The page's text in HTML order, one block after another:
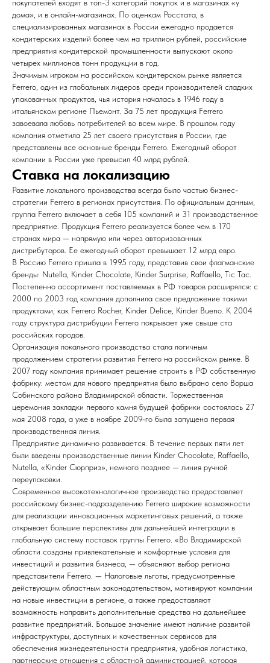
покупателей входят в топ-3 категорий покупок и в магазинах «у
дома», и в онлайн-магазинах. По оценкам Росстата, в
специализированных магазинах в России ежегодно продается
кондитерских изделий более чем на триллион рублей, российские
предприятия кондитерской промышленности выпускают около
четырех миллионов тонн продукции в год.
Значимым игроком на российском кондитерском рынке является
Ferrero, один из глобальных лидеров среди производителей сладких
упакованных продуктов, чья история началась в 1946 году в
итальянском регионе Пьемонт. За 75 лет продукция Ferrero
завоевала любовь потребителей во всем мире. В прошлом году
компания отметила 25 лет своего присутствия в России, где
представлены все основные бренды Ferrero. Ежегодный оборот
компании в России уже превысил 40 млрд рублей.
Ставка на локализацию
Развитие локального производства всегда было частью бизнес-
стратегии Ferrero в регионах присутствия. По официальным данным,
группа Ferrero включает в себя 105 компаний и 31 производственное
предприятие. Продукция Ferrero реализуется более чем в 170
странах мира — напрямую или через авторизованных
дистрибуторов. Ее ежегодный оборот превышает 12 млрд евро.
В Россию Ferrero пришла в 1995 году, представив свои флагманские
бренды: Nutella, Kinder Chocolate, Kinder Surprise, Raffaello, Tic Tac.
Постепенно ассортимент поставляемых в РФ товаров расширялся: с
2000 по 2003 год компания дополнила свое предложение такими
продуктами, как Ferrero Rocher, Kinder Delice, Kinder Bueno. К 2004
году структура дистрибуции Ferrero покрывает уже свыше ста
российских городов.
Организация локального производства стала логичным
продолжением стратегии развития Ferrero на российском рынке. В
2007 году компания принимает решение строить в РФ собственную
фабрику: местом для нового предприятия было выбрано село Ворша
Собинского района Владимирской области. Торжественная
церемония закладки первого камня будущей фабрики состоялась 27
мая 2008 года, а уже в ноябре 2009-го была запущена первая
производственная линия.
Предприятие динамично развивается. В течение первых пяти лет
были введены производственные линии Kinder Chocolate, Raffaello,
Nutella, «Kinder Сюрприз», немного позднее — линия ручной
переупаковки.
Современное высокотехнологичное производство предоставляет
российскому бизнес-подразделению Ferrero широкие возможности
для реализации инновационных маркетинговых решений, а также
открывает большие перспективы для дальнейшей интеграции в
глобальную систему поставок группы Ferrero. «Во Владимирской
области созданы привлекательные и комфортные условия для
инвестиций и развития бизнеса, — объясняют выбор региона
представители Ferrero. — Налоговые льготы, предусмотренные
действующим областным законодательством, мотивируют компании
на новые инвестиции в регионе, а также предоставляют
возможность направить дополнительные средства на дальнейшее
развитие предприятий. Большое значение имеют наличие развитой
инфраструктуры, доступных и качественных сервисов для
обеспечения жизнедеятельности предприятия, удобная логистика,
партнерские отношения с областной администрацией, которая